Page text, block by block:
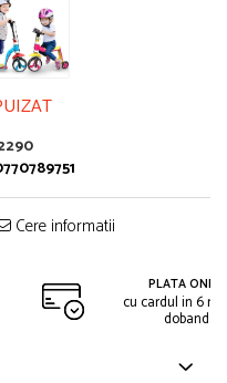
Cere informatii
PLATA
cu cardul in 6
dobanda